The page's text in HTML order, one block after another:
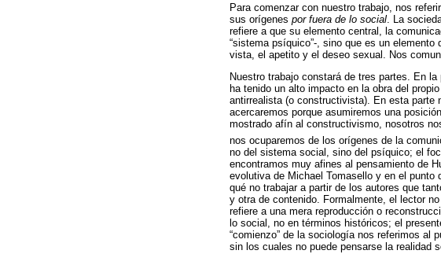
Para comenzar con nuestro trabajo, nos
sus orígenes por fuera de lo social . La
refiere a que su elemento central, la
“sistema psíquico”-, sino que es un elemento
vista, el apetito y el deseo sexual. Nos
Nuestro trabajo constará de tres partes. En
ha tenido un alto impacto en la obra del
antirrealista (o constructivista). En esta parte
acercaremos porque asumiremos una
mostrado afín al constructivismo, nosotros
nos ocuparemos de los orígenes de la
no del sistema social, sino del psíquico; el
encontramos muy afines al pensamiento de
evolutiva de Michael Tomasello y en el
qué no trabajar a partir de los autores que
y otra de contenido. Formalmente, el lector
refiere a una mera reproducción o
lo social, no en términos históricos; el
“comienzo” de la sociología nos referimos al
sin los cuales no puede pensarse la realidad